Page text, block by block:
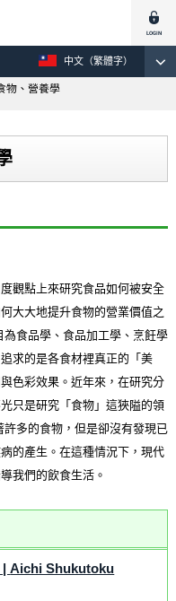
中文（繁體字）
物、營養學
觀點上來研究食品如何被安全
大大地提升食物的營業價值之
食品學、食品加工學、烹飪學
求的是各食材裡真正的「美
色彩效果。近年來，在研究分
只是研究「食物」這狹隘的領
多的食物，但是卻沒有發現已
的產生。在這種情況下，現代
我們的飲食生活。
|Aichi Shukutoku